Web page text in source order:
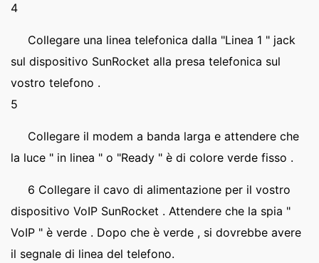
4
Collegare una linea telefonica dalla "Linea 1 " jack
sul dispositivo SunRocket alla presa telefonica sul
vostro telefono .
5
Collegare il modem a banda larga e attendere che
la luce " in linea " o "Ready " è di colore verde fisso .
6 Collegare il cavo di alimentazione per il vostro
dispositivo VoIP SunRocket . Attendere che la spia "
VoIP " è verde . Dopo che è verde , si dovrebbe avere
il segnale di linea del telefono.